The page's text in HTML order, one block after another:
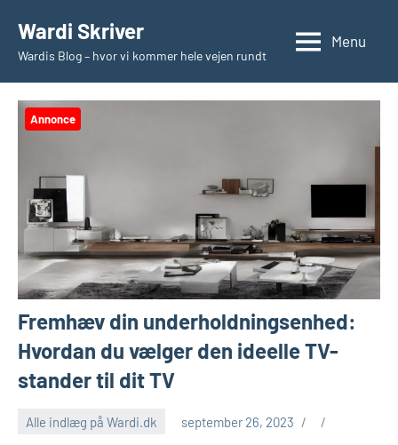
indhold
Wardi Skriver
Wardis Blog – hvor vi kommer hele vejen rundt
Menu
Annonce
Fremhæv din underholdningsenhed:
Hvordan du vælger den ideelle TV-
stander til dit TV
Alle indlæg på Wardi.dk september 26, 2023